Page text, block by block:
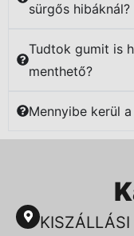
sürgős hibáknál?
Tudtok gumit is
menthető?
Mennyibe kerül